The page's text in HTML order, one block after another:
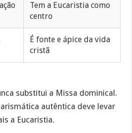
Tem a Eucaristia como
centro
É fonte e ápice da vida
cristã
substitui a Missa dominical.
autêntica deve levar
a Eucaristia.